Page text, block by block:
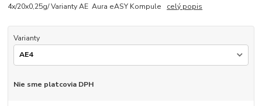
4x/20x0,25g/ Varianty AE Aura eASY Kompule celý popis
Varianty
Nie sme platcovia DPH